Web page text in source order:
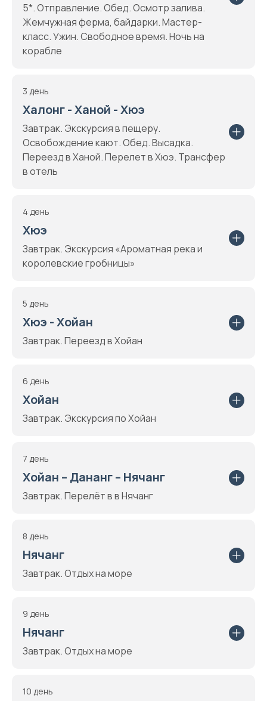
5*. Отправление. Обед. Осмотр залива.
Жемчужная ферма, байдарки. Мастер-
класс. Ужин. Свободное время. Ночь на
корабле
3 день
Халонг - Ханой - Хюэ
Завтрак. Экскурсия в пещеру.
Освобождение кают. Обед. Высадка.
Переезд в Ханой. Перелет в Хюэ. Трансфер
в отель
4 день
Хюэ
Завтрак. Экскурсия «Ароматная река и
королевские гробницы»
5 день
Хюэ - Хойан
Завтрак. Переезд в Хойан
6 день
Хойан
Завтрак. Экскурсия по Хойан
7 день
Хойан – Дананг – Нячанг
Завтрак. Перелёт в в Нячанг
8 день
Нячанг
Завтрак. Отдых на море
9 день
Нячанг
Завтрак. Отдых на море
10 день